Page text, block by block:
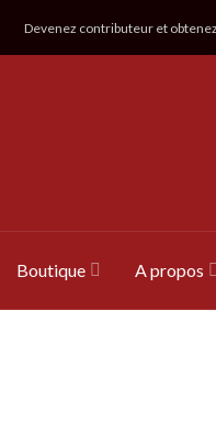
Devenez contributeur et
Boutique A propos